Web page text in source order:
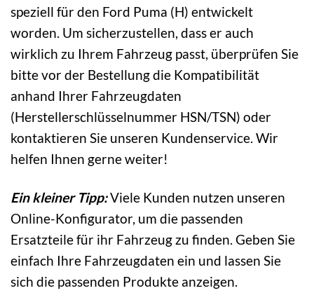
speziell für den Ford Puma (H) entwickelt
worden. Um sicherzustellen, dass er auch
wirklich zu Ihrem Fahrzeug passt, überprüfen Sie
bitte vor der Bestellung die Kompatibilität
anhand Ihrer Fahrzeugdaten
(Herstellerschlüsselnummer HSN/TSN) oder
kontaktieren Sie unseren Kundenservice. Wir
helfen Ihnen gerne weiter!
Ein kleiner Tipp:Viele Kunden nutzen unseren
Online-Konfigurator, um die passenden
Ersatzteile für ihr Fahrzeug zu finden. Geben Sie
einfach Ihre Fahrzeugdaten ein und lassen Sie
sich die passenden Produkte anzeigen.